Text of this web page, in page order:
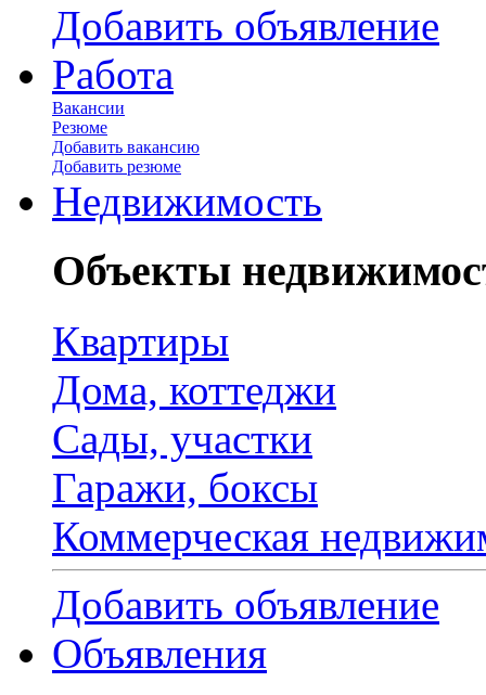
Добавить объявление
Работа
Вакансии
Резюме
Добавить вакансию
Добавить резюме
Недвижимость
Объекты
Квартиры
Дома, коттеджи
Сады, участки
Гаражи, боксы
Коммерческая
Добавить объявление
Объявления